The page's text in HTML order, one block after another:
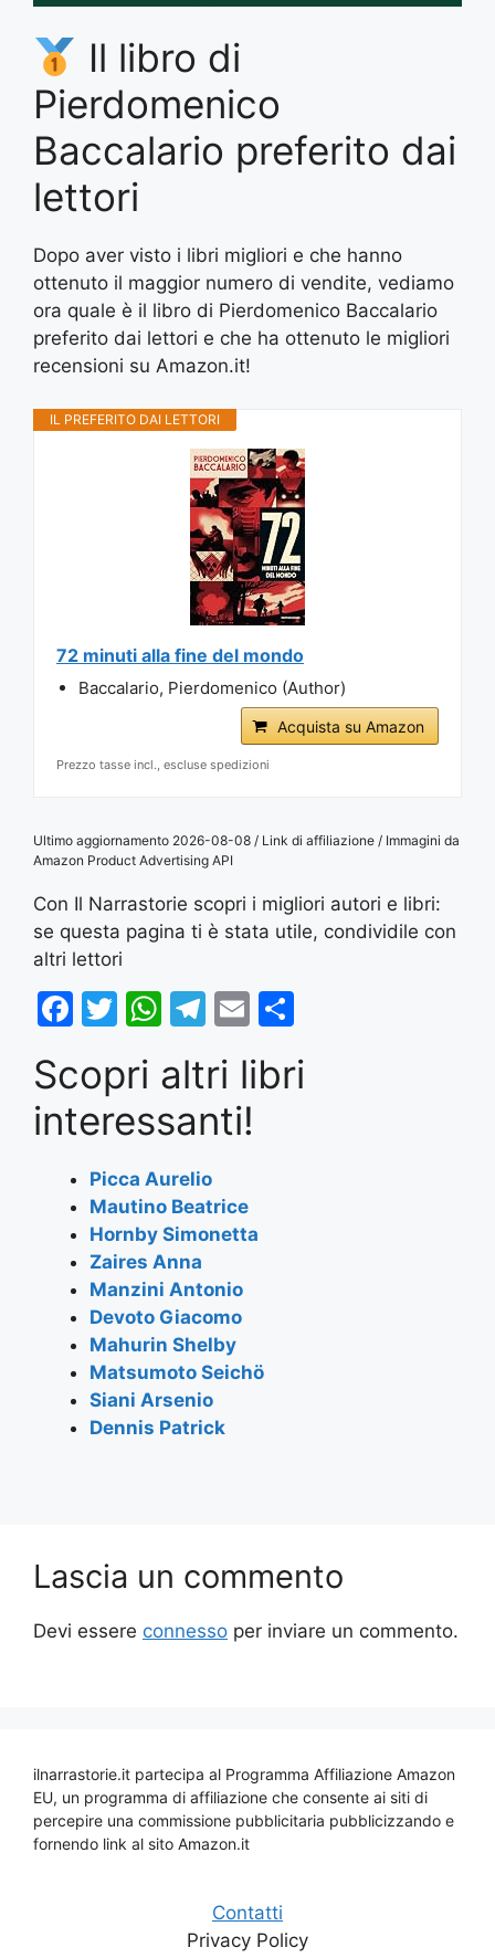
Il libro di
Pierdomenico
Baccalario preferito dai
lettori
Dopo aver visto i libri migliori e che hanno
ottenuto il maggior numero di vendite, vediamo
ora quale è il libro di Pierdomenico Baccalario
preferito dai lettori e che ha ottenuto le migliori
recensioni su Amazon.it!
IL PREFERITO DAI LETTORI
72 minuti alla fine del mondo
Baccalario, Pierdomenico (Author)
Acquista su Amazon
Prezzo tasse incl., escluse spedizioni
Ultimo aggiornamento 2026-08-08 / Link di affiliazione / Immagini da
Amazon Product Advertising API
Con Il Narrastorie scopri i migliori autori e libri:
se questa pagina ti è stata utile, condividile con
altri lettori
F
c
e
b
o
o
k
T
itt
er
W
at
s
A
p
p
T
e
gr
a
m
E
ai
l
ar
Scopri altri libri
interessanti!
Picca Aurelio
Mautino Beatrice
Hornby Simonetta
Zaires Anna
Manzini Antonio
Devoto Giacomo
Mahurin Shelby
Matsumoto Seichö
Siani Arsenio
Dennis Patrick
Lascia un commento
Devi essere connesso per inviare un commento.
ilnarrastorie.it partecipa al Programma Affiliazione Amazon
EU, un programma di affiliazione che consente ai siti di
percepire una commissione pubblicitaria pubblicizzando e
fornendo link al sito Amazon.it
Contatti
Privacy Policy